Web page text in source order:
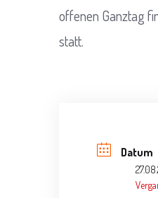
offenen Ganztag
statt.
Datum